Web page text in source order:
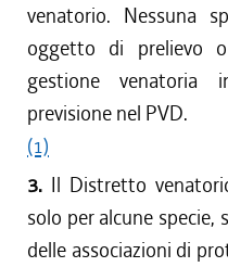
dal 08/08/2013 al 31/
dal 01/04/2013 al 07/
dal 17/08/2012 al 31/
dal 01/04/2012 al 16/
dal 01/01/2012 al 31/
dal 25/08/2011 al 31/
dal 01/04/2011 al 24/
dal 01/01/2011 al 31/
dal 28/10/2010 al 31/
venatorio. Nessuna
oggetto di prelievo
gestione venatoria
previsione nel PVD.
(1)
3. Il Distretto
solo per alcune
delle associazioni di